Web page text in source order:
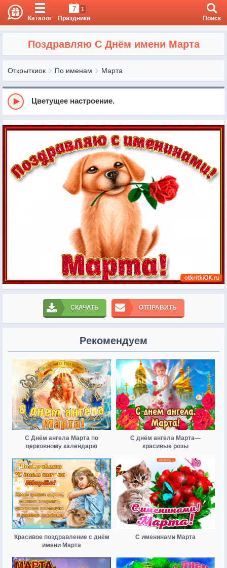
Каталог
7 1
Праздники Поиск
Поздравляю С Днём имени Марта
Открыткиок По именам Марта
Цветущее настроение.
СКАЧАТЬ ОТПРАВИТЬ
Рекомендуем
С Днём ангела Марта по
церковному календарю
С днём ангела Марта—
красивые розы
Красивое поздравление с днём
имени Марта
С именинами Марта